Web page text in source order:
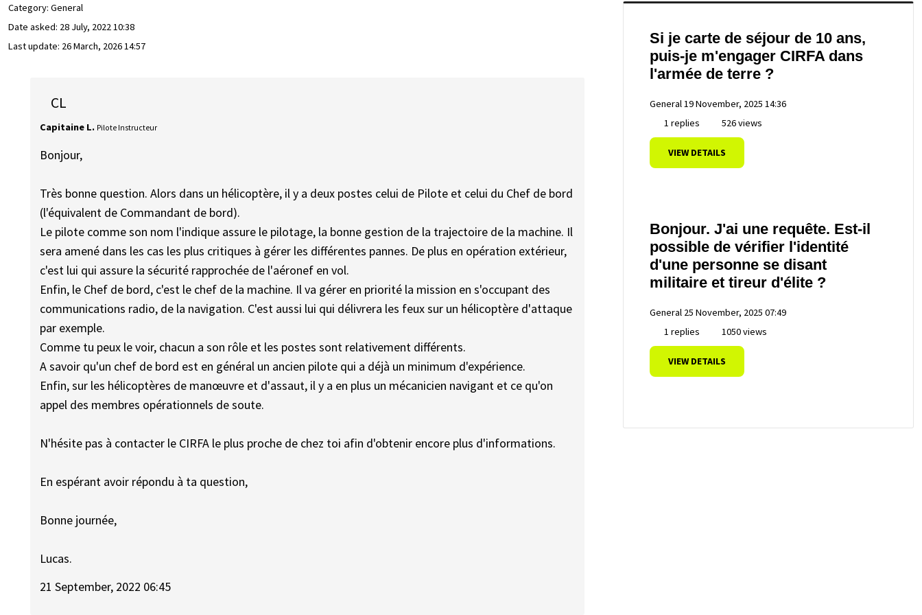
Category: General
Date asked: 28 July, 2022 10:38
Last update: 26 March, 2026 14:57
CL
Capitaine L. Pilote Instructeur
Bonjour,
Très bonne question. Alors dans un hélicoptère, il y a deux postes celui de Pilote et celui du Chef de bord
(l'équivalent de Commandant de bord).
Le pilote comme son nom l'indique assure le pilotage, la bonne gestion de la trajectoire de la machine. Il
sera amené dans les cas les plus critiques à gérer les différentes pannes. De plus en opération extérieur,
c'est lui qui assure la sécurité rapprochée de l'aéronef en vol.
Enfin, le Chef de bord, c'est le chef de la machine. Il va gérer en priorité la mission en s'occupant des
communications radio, de la navigation. C'est aussi lui qui délivrera les feux sur un hélicoptère d'attaque
par exemple.
Comme tu peux le voir, chacun a son rôle et les postes sont relativement différents.
A savoir qu'un chef de bord est en général un ancien pilote qui a déjà un minimum d'expérience.
Enfin, sur les hélicoptères de manœuvre et d'assaut, il y a en plus un mécanicien navigant et ce qu'on
appel des membres opérationnels de soute.
N'hésite pas à contacter le CIRFA le plus proche de chez toi afin d'obtenir encore plus d'informations.
En espérant avoir répondu à ta question,
Bonne journée,
Lucas.
21 September, 2022 06:45
Si je carte de séjour de 10 ans,
puis-je m'engager CIRFA dans
l'armée de terre ?
General19 November, 2025 14:36
1 replies
526 views
VIEW DETAILS
Bonjour. J'ai une requête. Est-il
possible de vérifier l'identité
d'une personne se disant
militaire et tireur d'élite ?
General 25 November, 2025 07:49
1 replies
1050 views
VIEW DETAILS